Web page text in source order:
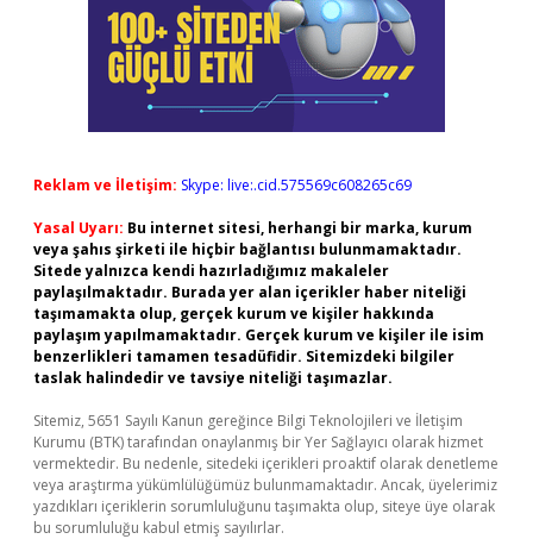
Reklam ve İletişim: Skype: live:.cid.575569c608265c69
Yasal Uyarı: Bu internet sitesi, herhangi bir marka, kurum
veya şahıs şirketi ile hiçbir bağlantısı bulunmamaktadır.
Sitede yalnızca kendi hazırladığımız makaleler
paylaşılmaktadır. Burada yer alan içerikler haber niteliği
taşımamakta olup, gerçek kurum ve kişiler hakkında
paylaşım yapılmamaktadır. Gerçek kurum ve kişiler ile isim
benzerlikleri tamamen tesadüfidir. Sitemizdeki bilgiler
taslak halindedir ve tavsiye niteliği taşımazlar.
Sitemiz, 5651 Sayılı Kanun gereğince Bilgi Teknolojileri ve İletişim
Kurumu (BTK) tarafından onaylanmış bir Yer Sağlayıcı olarak hizmet
vermektedir. Bu nedenle, sitedeki içerikleri proaktif olarak denetleme
veya araştırma yükümlülüğümüz bulunmamaktadır. Ancak, üyelerimiz
yazdıkları içeriklerin sorumluluğunu taşımakta olup, siteye üye olarak
bu sorumluluğu kabul etmiş sayılırlar.